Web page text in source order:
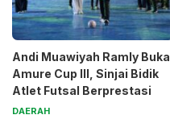
Andi Muawiyah Ramly Buka
Amure Cup III, Sinjai Bidik
Atlet Futsal Berprestasi
DAERAH